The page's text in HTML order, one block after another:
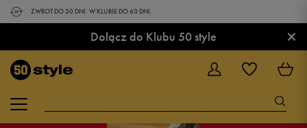
ZWROT DO 30 DNI. W KLUBIE DO 60 DNI.
Dołącz do Klubu 50 style ×